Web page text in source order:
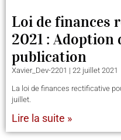
Loi de finances
2021 :
publication
Xavier_Dev-2201 22 juillet 2021
La loi de finances rectificative
juillet.
Lire la suite »